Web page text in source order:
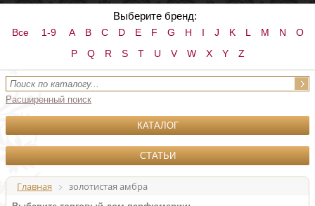
Выберите бренд:
Все 1-9 A B C D E F G H I J K L M N
O
P
Q R S T U V W X Y Z
Расширенный поиск
КАТАЛОГ
СТАТЬИ
Главная золотистая амбра